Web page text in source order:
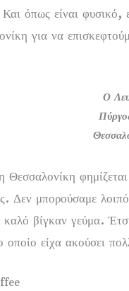
όπως είναι φυσικό,
για να
Ο
Θεσσαλονίκη
Δεν μπορούσαμε
βίγκαν γεύμα.
οποίο είχα ακούσει